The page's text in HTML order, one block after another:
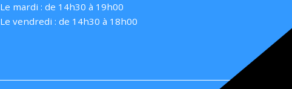
Le mardi : de 14h30 à 19h00
Le vendredi : de 14h30 à 18h00